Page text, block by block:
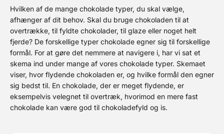
Hvilken af de mange chokolade typer, du skal vælge,
afhænger af dit behov. Skal du bruge chokoladen til at
overtrække, til fyldte chokolader, til glaze eller noget helt
fjerde? De forskellige typer chokolade egner sig til forskellige
formål. For at gøre det nemmere at navigere i, har vi sat et
skema ind under mange af vores chokolade typer. Skemaet
viser, hvor flydende chokoladen er, og hvilke formål den egner
sig bedst til. En chokolade, der er meget flydende, er
eksempelvis velegnet til overtræk, hvorimod en mere fast
chokolade kan være god til chokoladefyld og is.